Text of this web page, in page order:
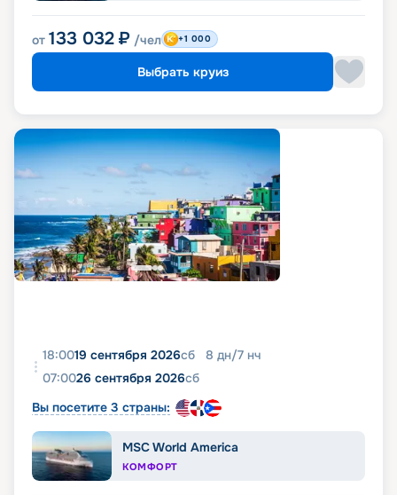
от 133 032 ₽ /чел +1 000
Выбрать круиз
18:0019 сентября 2026сб 8 дн/7 нч
07:0026 сентября 2026сб
Вы посетите 3 страны:
MSC World America
КОМФОРТ